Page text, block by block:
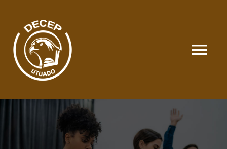
content
SOMOS